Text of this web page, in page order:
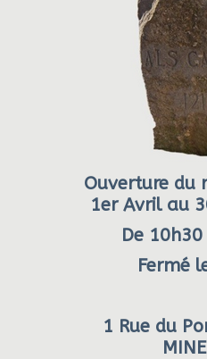
Ouverture du
1er Avril au
De
Fermé
1 Rue du